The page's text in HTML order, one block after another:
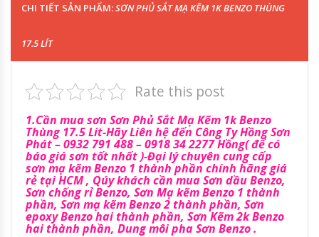
CHI TIẾT SẢN PHẨM:SƠN PHỦ SẮT MẠ KẼM 1K BENZO THÙNG
17.5 LÍT
Rate this post
1.Cần mua sơn Sơn Phủ Sắt Mạ Kẽm 1k Benzo
Thùng 17.5 Lít-Hãy Liên hệ đến Công Ty Hồng Sơn
Phát – 0932 791 488 – 0918 34 2277 Hồng( để có
báo giá sơn tốt nhất )-Đại lý chuyên cung cấp
sơn mạ kẽm Benzo 1 thành phần chính hãng giá
rẻ tại HCM , Qúy khách cần mua Sơn dầu Benzo,
Sơn chống rỉ Benzo, Sơn Mạ kẽm Benzo 1 thành
phần, Sơn mạ kẽm Benzo 2 thành phần, Sơn
epoxy Benzo hai thành phần, Sơn Kẽm 2k Benzo
hai thành phần, Dung môi pha Sơn Benzo .